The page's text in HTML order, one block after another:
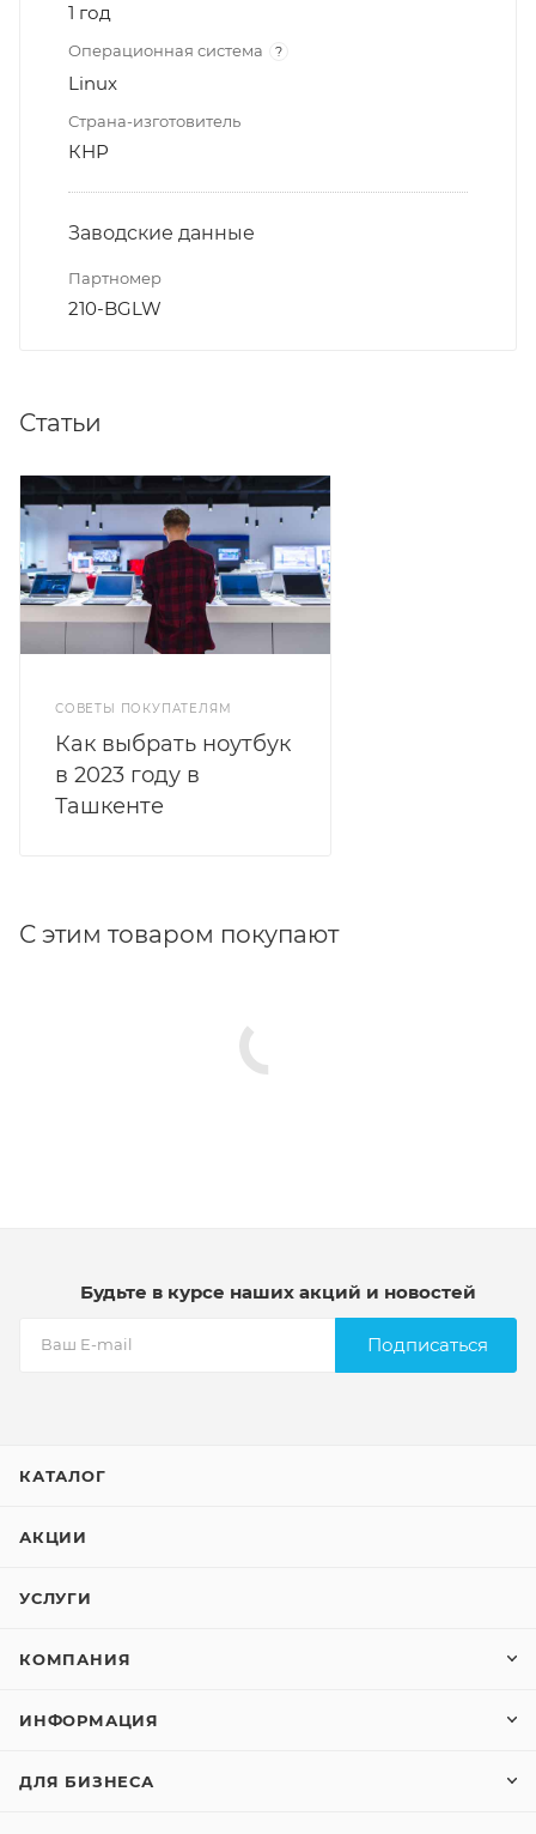
1 год
Операционная система ?
Linux
Страна-изготовитель
КНР
Заводские данные
Партномер
210-BGLW
Статьи
СОВЕТЫ ПОКУПАТЕЛЯМ
Как выбрать ноутбук
в 2023 году в
Ташкенте
С этим товаром покупают
Будьте в курсе наших акций и новостей
Подписаться
КАТАЛОГ
АКЦИИ
УСЛУГИ
КОМПАНИЯ
ИНФОРМАЦИЯ
ДЛЯ БИЗНЕСА